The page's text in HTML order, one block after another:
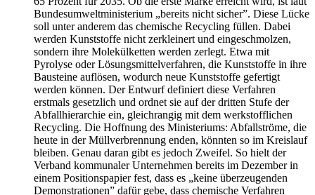
Bundesumweltministerium „bereits nicht sicher”. Diese Lücke
soll unter anderem das chemische Recycling füllen. Dabei
werden Kunststoffe nicht zerkleinert und eingeschmolzen,
sondern ihre Molekülketten werden zerlegt. Etwa mit
Pyrolyse oder Lösungsmittelverfahren, die Kunststoffe in ihre
Bausteine auflösen, wodurch neue Kunststoffe gefertigt
werden können. Der Entwurf definiert diese Verfahren
erstmals gesetzlich und ordnet sie auf der dritten Stufe der
Abfallhierarchie ein, gleichrangig mit dem werkstofflichen
Recycling. Die Hoffnung des Ministeriums: Abfallströme, die
heute in der Müllverbrennung enden, könnten so im Kreislauf
bleiben. Genau daran gibt es jedoch Zweifel. So hielt der
Verband kommunaler Unternehmen bereits im Dezember in
einem Positionspapier fest, dass es „keine überzeugenden
Demonstrationen” dafür gebe, dass chemische Verfahren